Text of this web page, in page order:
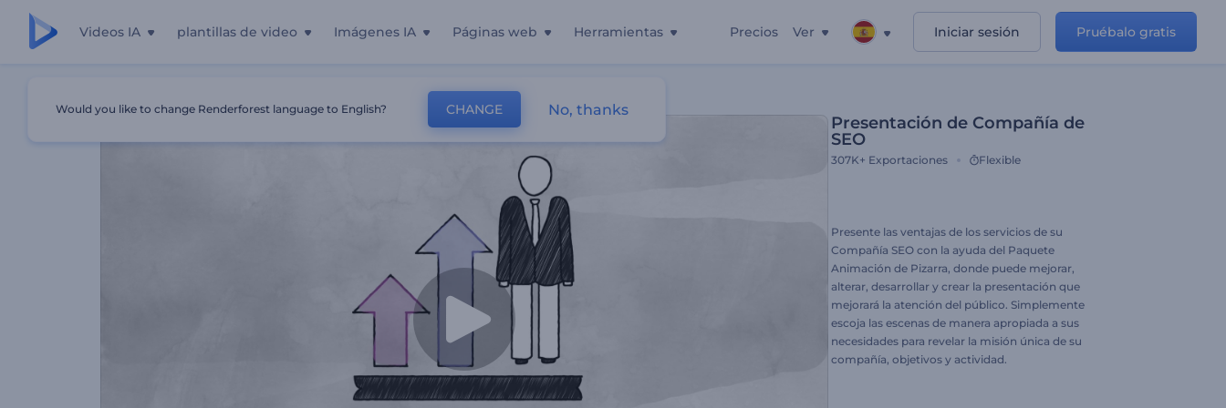
Videos IA plantillas de video Imágenes IA Páginas web Herramientas Precios Ver Iniciar sesión Pruébalo gratis
Presentación de Compañía de
SEO
307K+ Exportaciones Flexible
Presente las ventajas de los servicios de su
Compañía SEO con la ayuda del Paquete
Animación de Pizarra, donde puede mejorar,
alterar, desarrollar y crear la presentación que
mejorará la atención del público. Simplemente
escoja las escenas de manera apropiada a sus
necesidades para revelar la misión única de su
compañía, objetivos y actividad.
Would you like to change Renderforest language to English? CHANGE No, thanks